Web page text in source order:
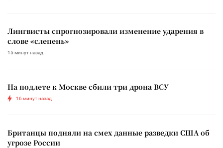
Лингвисты спрогнозировали изменение ударения в
слове «слепень»
15 минут назад
На подлете к Москве сбили три дрона ВСУ
16 минут назад
Британцы подняли на смех данные разведки США об
угрозе России